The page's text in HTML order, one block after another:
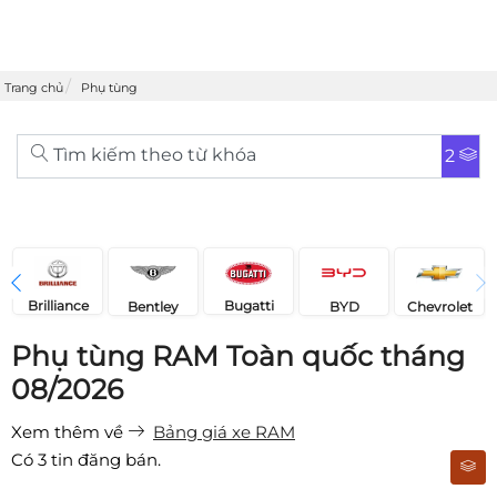
Trang chủ Phụ tùng
Tìm kiếm theo từ khóa 2
Brilliance Bentley Bugatti BYD Chevrolet
Phụ tùng RAM Toàn quốc tháng
08/2026
Xem thêm về
Bảng giá xe RAM
Có 3 tin đăng bán.